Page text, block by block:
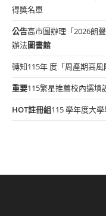
得獎名單
公告高市圖辦理「2026朗
辦法圖書館
轉知115年 度「周產期高風
重要115繁星推薦校內選填
HOT註冊組115 學年度大